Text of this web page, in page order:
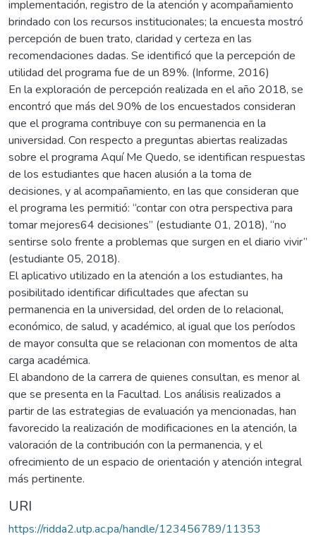
implementación, registro de la atención y acompañamiento
brindado con los recursos institucionales; la encuesta mostró
percepción de buen trato, claridad y certeza en las
recomendaciones dadas. Se identificó que la percepción de
utilidad del programa fue de un 89%. (Informe, 2016)
En la exploración de percepción realizada en el año 2018, se
encontró que más del 90% de los encuestados consideran
que el programa contribuye con su permanencia en la
universidad. Con respecto a preguntas abiertas realizadas
sobre el programa Aquí Me Quedo, se identifican respuestas
de los estudiantes que hacen alusión a la toma de
decisiones, y al acompañamiento, en las que consideran que
el programa les permitió: “contar con otra perspectiva para
tomar mejores64 decisiones” (estudiante 01, 2018), “no
sentirse solo frente a problemas que surgen en el diario vivir”
(estudiante 05, 2018).
El aplicativo utilizado en la atención a los estudiantes, ha
posibilitado identificar dificultades que afectan su
permanencia en la universidad, del orden de lo relacional,
económico, de salud, y académico, al igual que los períodos
de mayor consulta que se relacionan con momentos de alta
carga académica.
El abandono de la carrera de quienes consultan, es menor al
que se presenta en la Facultad. Los análisis realizados a
partir de las estrategias de evaluación ya mencionadas, han
favorecido la realización de modificaciones en la atención, la
valoración de la contribución con la permanencia, y el
ofrecimiento de un espacio de orientación y atención integral
más pertinente.
URI
https://ridda2.utp.ac.pa/handle/123456789/11353